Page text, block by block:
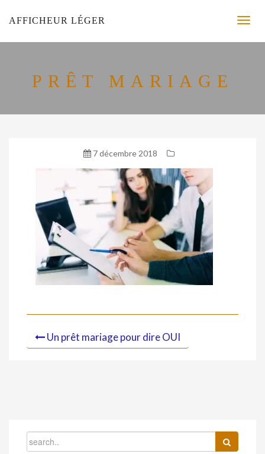
AFFICHEUR LÉGER
PRÊT MARIAGE
7 décembre 2018
Un prêt mariage pour dire OUI